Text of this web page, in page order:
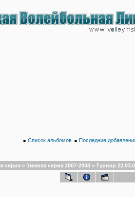
● Список альбомов ● Последние
серия > Зимняя серия 2007-2008 > Турнир